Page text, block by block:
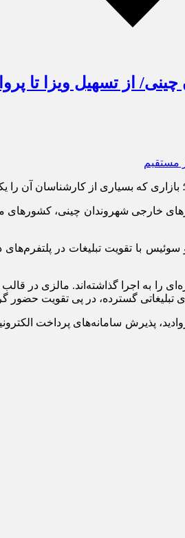
از تسهیل ویزا تا
خارجی شهروندان چینی، کشورهای
سوئیس با تقویت تبلیغات در
تبلیغاتی گسترده، در پی تقویت
پذیرش سامانه‌های پرداخت